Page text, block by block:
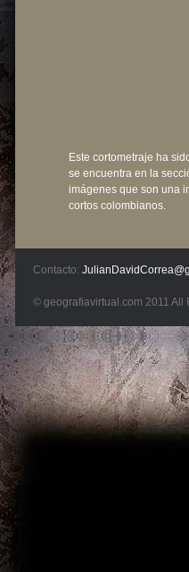
Este cortometraje ha
se encuentra en la
imágenes que son una
cortos colombianos.
Contacto:
© geografiavirtual.com 2011 All